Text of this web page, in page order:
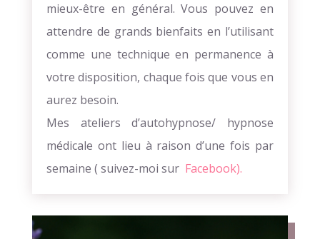
mieux-être en général. Vous pouvez en
attendre de grands bienfaits en l’utilisant
comme une technique en permanence à
votre disposition, chaque fois que vous en
aurez besoin.
Mes ateliers d’autohypnose/ hypnose
médicale ont lieu à raison d’une fois par
semaine ( suivez-moi sur Facebook).